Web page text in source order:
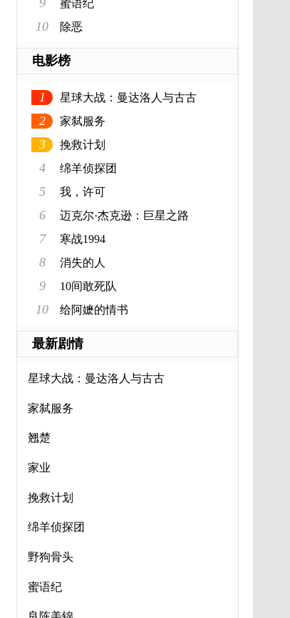
9 蜜语纪
10 除恶
电影榜
1 星球大战：曼达洛人与古古
2 家弑服务
3 挽救计划
4 绵羊侦探团
5 我，许可
6 迈克尔·杰克逊：巨星之路
7 寒战1994
8 消失的人
9 10间敢死队
10 给阿嬷的情书
最新剧情
星球大战：曼达洛人与古古
家弑服务
翘楚
家业
挽救计划
绵羊侦探团
野狗骨头
蜜语纪